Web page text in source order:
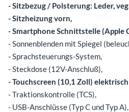
- Sitzbezug / Polsterung: Leder,
- Sitzheizung vorn,
- Smartphone Schnittstelle (Apple
- Sonnenblenden mit Spiegel
- Sprachsteuerungs-System,
- Steckdose (12V-Anschluß),
- Touchscreen (10,1 Zoll)
- Traktionskontrolle (TCS),
- USB-Anschlüsse (Typ C und Typ A),